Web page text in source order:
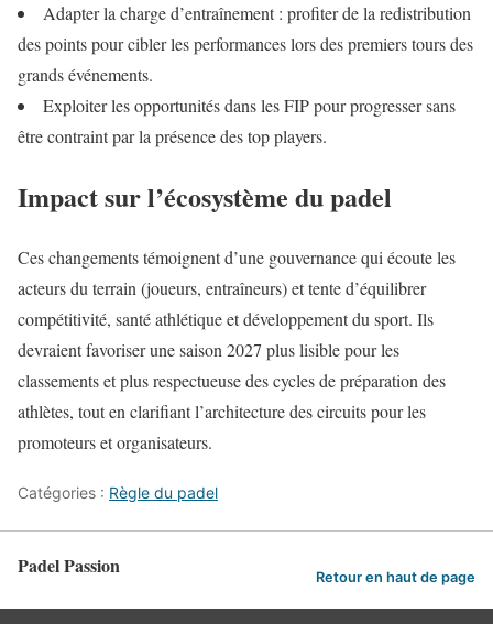
Adapter la charge d’entraînement : profiter de la redistribution
des points pour cibler les performances lors des premiers tours des
grands événements.
Exploiter les opportunités dans les FIP pour progresser sans
être contraint par la présence des top players.
Impact sur l’écosystème du padel
Ces changements témoignent d’une gouvernance qui écoute les
acteurs du terrain (joueurs, entraîneurs) et tente d’équilibrer
compétitivité, santé athlétique et développement du sport. Ils
devraient favoriser une saison 2027 plus lisible pour les
classements et plus respectueuse des cycles de préparation des
athlètes, tout en clarifiant l’architecture des circuits pour les
promoteurs et organisateurs.
Catégories : Règle du padel
Padel Passion Retour en haut de page